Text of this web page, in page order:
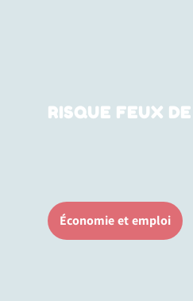
RISQUE FEUX
Économie et emploi